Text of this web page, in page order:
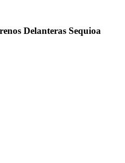
Delanteras Sequioa